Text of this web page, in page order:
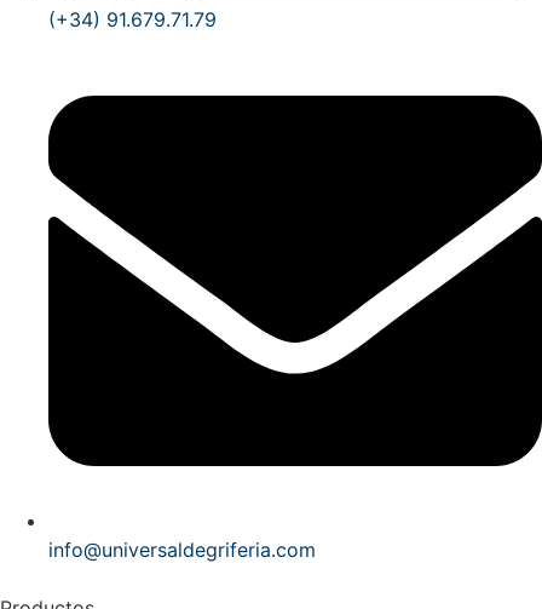
(+34) 91.679.71.79
info@universaldegriferia.com